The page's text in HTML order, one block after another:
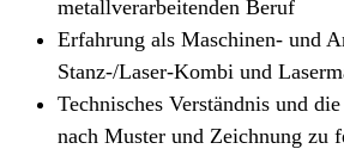
metallverarbeitenden Beruf
Erfahrung als Maschinen- und
Stanz-/Laser-Kombi und
Technisches Verständnis und
nach Muster und Zeichnung zu